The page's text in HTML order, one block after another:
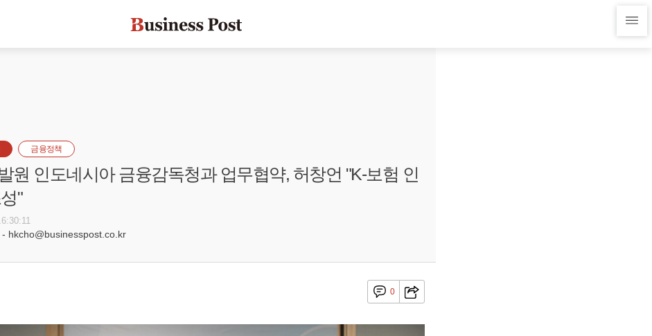
금융정책
원 인도네시아 금융감독청과 업무협약, 허창언 "K-보험 인
"
- hkcho@businesspost.co.kr
0